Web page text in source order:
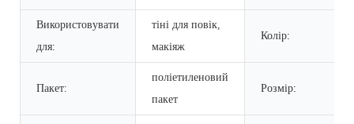
Використовувати
для:
тіні для повік,
макіяж
Колір:
Пакет:
поліетиленовий
пакет
Розмір: